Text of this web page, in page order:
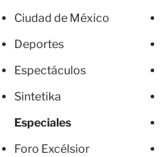
Ciudad de México
Deportes
Espectáculos
Sintetika
Especiales
Foro Excélsior